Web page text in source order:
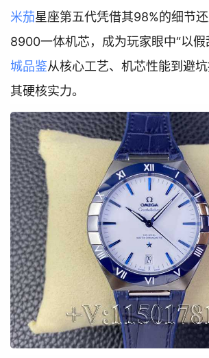
米茄星座第五代凭借其98%的细节
8900一体机芯，成为玩家眼中“以假
城品鉴从核心工艺、机芯性能到避
其硬核实力。